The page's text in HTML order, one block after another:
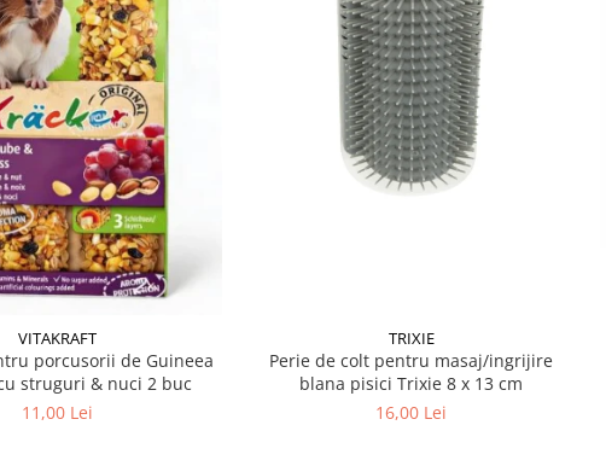
VITAKRAFT
porcusorii de Guineea
struguri & nuci 2 buc
11,00 Lei
TRIXIE
Perie de colt pentru masaj/ingrijire
blana pisici Trixie 8 x 13 cm
16,00 Lei